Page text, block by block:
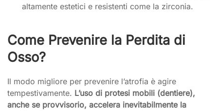
altamente estetici e resistenti come la zirconia.
Come Prevenire la Perdita di
Osso?
Il modo migliore per prevenire l’atrofia è agire
tempestivamente. L’uso di protesi mobili (dentiere),
anche se provvisorio, accelera inevitabilmente la